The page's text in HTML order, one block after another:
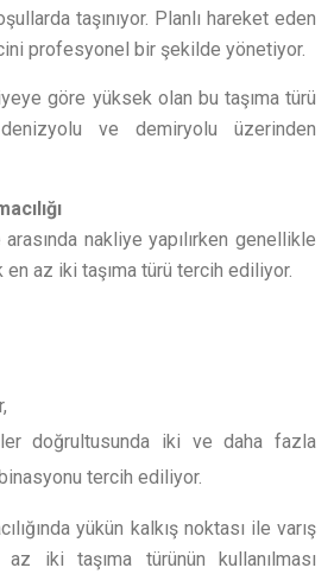
taşınıyor. Planlı hareket eden
profesyonel bir şekilde yönetiyor.
göre yüksek olan bu taşıma türü
ve demiryolu üzerinden
nakliye yapılırken genellikle
az iki taşıma türü tercih ediliyor.
doğrultusunda iki ve daha fazla
tercih ediliyor.
yükün kalkış noktası ile varış
az iki taşıma türünün kullanılması